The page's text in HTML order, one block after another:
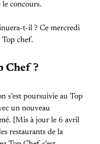
le concours.
t-il ? Ce mercredi
chef.
Chef ?
s’est poursuivie au Top
un nouveau
[Mis à jour le 6 avril
restaurants de la